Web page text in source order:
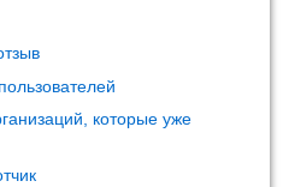
которые уже